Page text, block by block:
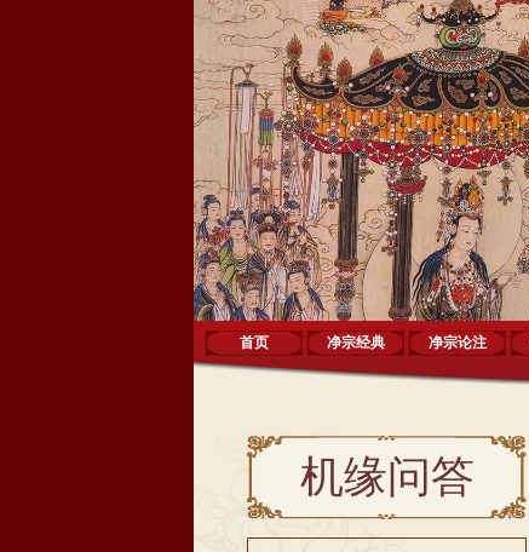
首页 净宗经典 净宗论注
机缘问答